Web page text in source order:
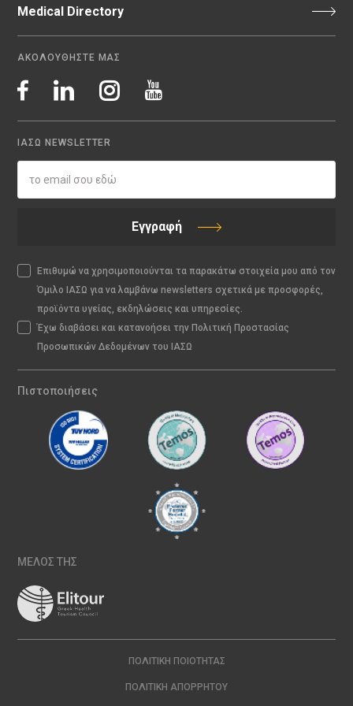
Medical Directory
ΑΚΟΛΟΥΘΗΣΤΕ ΜΑΣ
ΙΑΣΩ NEWSLETTER
Εγγραφή
Επιθυμώ να χρησιμοποιούνται τα παρακάτω στοιχεία μου από τον
Όμιλο ΙΑΣΩ για να λαμβάνω newsletters σχετικά με προσφορές,
προϊόντα υγείας, εκδηλώσεις και υπηρεσίες.
Έχω διαβάσει και κατανοήσει την Πολιτική Προστασίας
Προσωπικών Δεδομένων του ΙΑΣΩ
Πιστοποιήσεις
ΜΕΛΟΣ ΤΗΣ
ΠΟΛΙΤΙΚΉ ΠΟΙΌΤΗΤΑΣ
ΠΟΛΙΤΙΚΉ ΑΠΟΡΡΉΤΟΥ